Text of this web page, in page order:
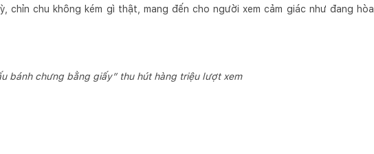
chỉn chu không kém gì thật, mang đến cho người xem cảm giác như đang hòa
bánh chưng bằng giấy” thu hút hàng triệu lượt xem